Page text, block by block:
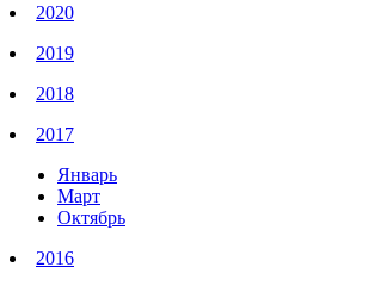
2020
2019
2018
2017
Январь
Март
Октябрь
2016